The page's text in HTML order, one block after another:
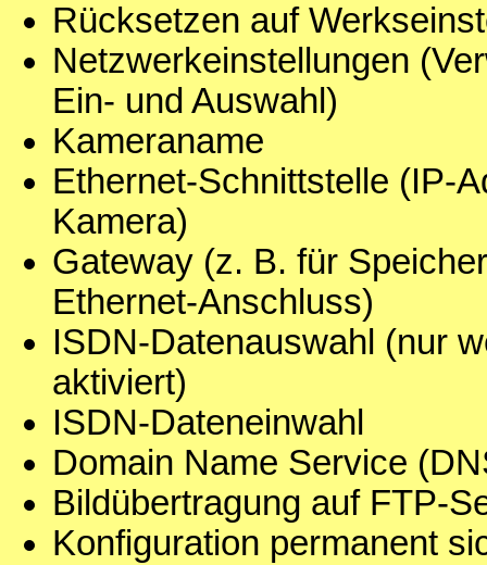
Rücksetzen auf
Netzwerkeinstellungen
Ein- und Auswahl)
Kameraname
Ethernet-Schnittstelle (IP-
Kamera)
Gateway (z. B. für
Ethernet-Anschluss)
ISDN-Datenauswahl (nur
aktiviert)
ISDN-Dateneinwahl
Domain Name Service
Bildübertragung auf FTP-
Konfiguration permanent